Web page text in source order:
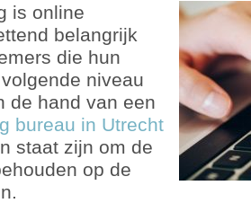
is online
belangrijk
die hun
niveau
de hand van een
bureau in Utrecht
staat zijn om de
op de